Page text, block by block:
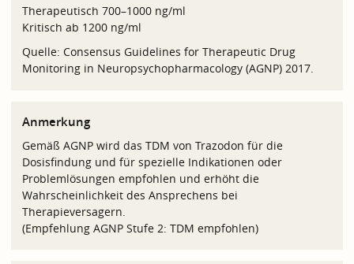
Therapeutisch 700–1000 ng/ml
Kritisch ab 1200 ng/ml
Quelle: Consensus Guidelines for Therapeutic Drug
Monitoring in Neuropsychopharmacology (AGNP) 2017.
Anmerkung
Gemäß AGNP wird das TDM von Trazodon für die
Dosisfindung und für spezielle Indikationen oder
Problemlösungen empfohlen und erhöht die
Wahrscheinlichkeit des Ansprechens bei
Therapieversagern.
(Empfehlung AGNP Stufe 2: TDM empfohlen)